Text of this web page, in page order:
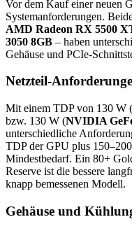
Vor dem Kauf einer neuen
Systemanforderungen.
AMD Radeon RX 5500
3050 8GB – haben
Gehäuse und PCIe-
Netzteil-
Mit einem TDP von 130 W (
bzw. 130 W (NVIDIA
unterschiedliche
TDP der GPU plus
Mindestbedarf. Ein 80+
Reserve ist die bessere
knapp bemessenen Modell.
Gehäuse und